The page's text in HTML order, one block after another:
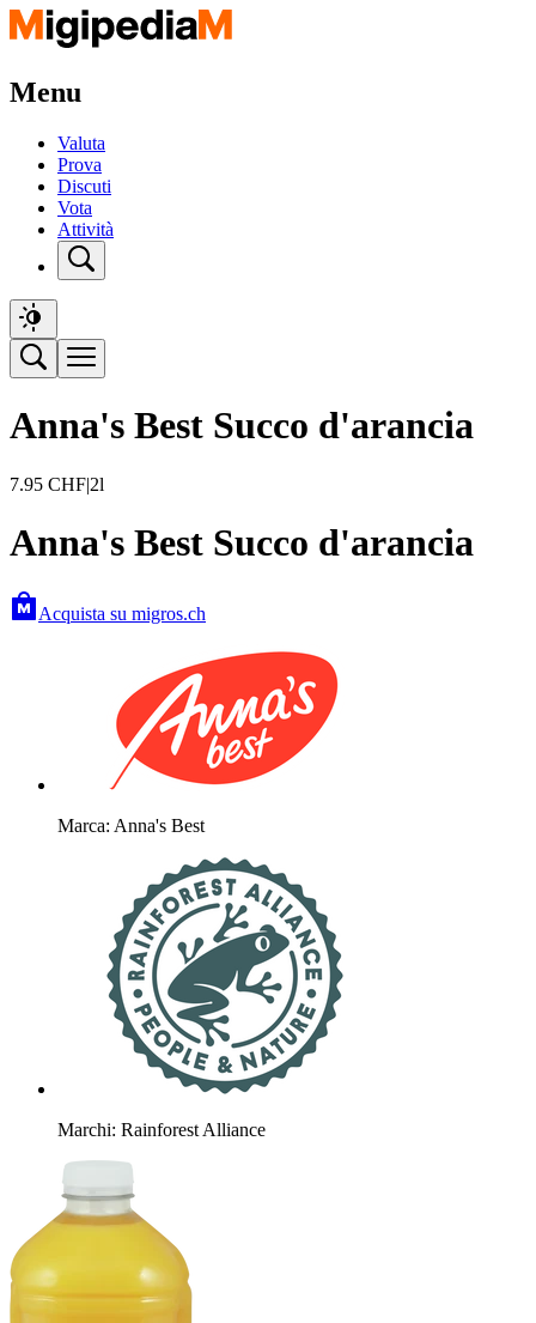
Menu
Valuta
Prova
Discuti
Vota
Attività
Anna's Best Succo d'arancia
7.95 CHF|2l
Anna's Best Succo d'arancia
Acquista su migros.ch
Marca: Anna's Best
Marchi: Rainforest Alliance